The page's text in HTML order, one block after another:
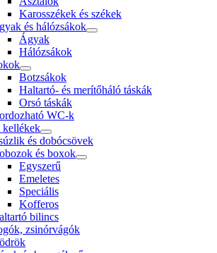
Karosszékek és székek
és hálózsákok
Ágyak
Hálózsákok
Botzsákok
Haltartó- és merítőháló táskák
Orsó táskák
WC-k
kellékek
és dobócsövek
és boxok
Egyszerű
Emeletes
Speciális
Kofferos
bilincs
zsinórvágók